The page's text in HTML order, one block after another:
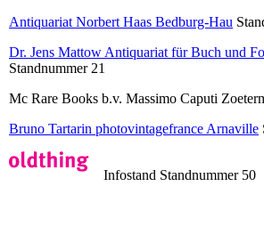
Antiquariat Norbert Haas Bedburg-Hau
Dr. Jens Mattow Antiquariat für Buch und
Standnummer 21
Mc Rare Books b.v. Massimo Caputi
Bruno Tartarin photovintagefrance Arnaville
Infostand Standnummer 50